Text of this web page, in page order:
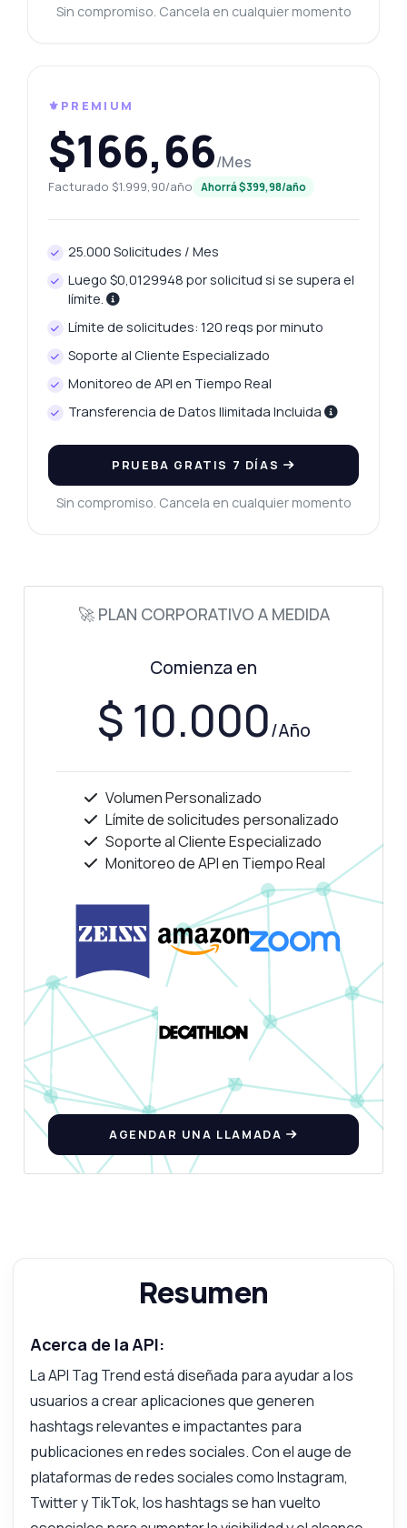
Sin compromiso. Cancela en cualquier momento
⚜️PREMIUM
$166,66/Mes
Facturado $1.999,90/año Ahorrá $399,98/año
25.000 Solicitudes / Mes
Luego $0,0129948 por solicitud si se supera el
límite.
Límite de solicitudes: 120 reqs por minuto
Soporte al Cliente Especializado
Monitoreo de API en Tiempo Real
Transferencia de Datos Ilimitada Incluida
PRUEBA GRATIS 7 DÍAS
Sin compromiso. Cancela en cualquier momento
🚀 PLAN CORPORATIVO A MEDIDA
Comienza en
$ 10.000/Año
Volumen Personalizado
Límite de solicitudes personalizado
Soporte al Cliente Especializado
Monitoreo de API en Tiempo Real
AGENDAR UNA LLAMADA
Resumen
Acerca de la API:
La API Tag Trend está diseñada para ayudar a los
usuarios a crear aplicaciones que generen
hashtags relevantes e impactantes para
publicaciones en redes sociales. Con el auge de
plataformas de redes sociales como Instagram,
Twitter y TikTok, los hashtags se han vuelto
Pregunta lo que quieras
Respuestas sobre Tendencia de etiquetas API